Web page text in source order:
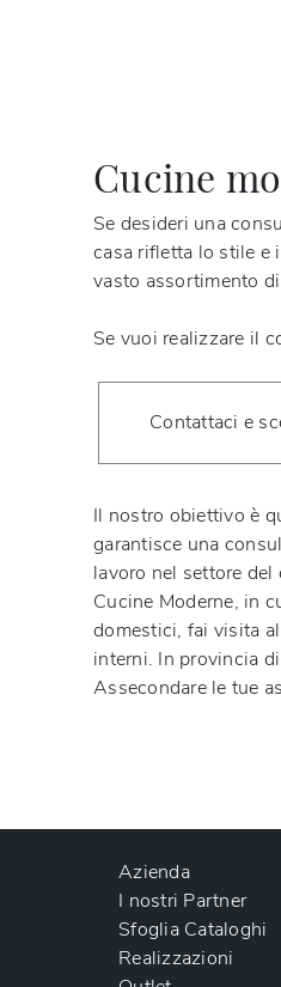
Cucine
Se desideri una
casa rifletta lo stile e
vasto assortimento
Se vuoi realizzare il
Contattaci e
Il nostro obiettivo è
garantisce una
lavoro nel settore
Cucine Moderne, in
domestici, fai visita
interni. In provincia
Assecondare le tue
Azienda
I nostri Partner
Sfoglia Cataloghi
Realizzazioni